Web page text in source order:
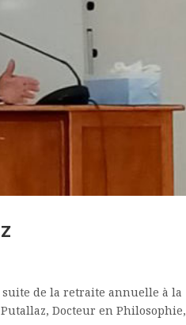
suite de la retraite annuelle à la
Docteur en Philosophie,